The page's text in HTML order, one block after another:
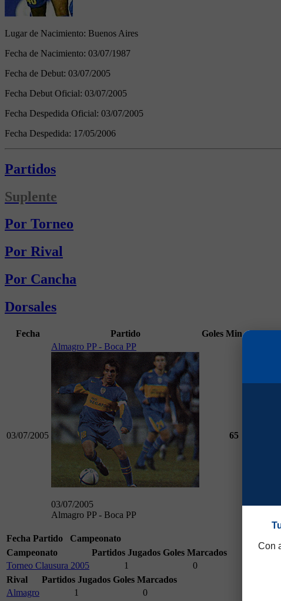
Lugar de Nacimiento: Buenos Aires
Fecha de Nacimiento: 03/07/1987
Fecha de Debut: 03/07/2005
Fecha Debut Oficial: 03/07/2005
Fecha Despedida Oficial: 03/07/2005
Fecha Despedida: 17/05/2006
Partidos
Suplente
Por Torneo
Por Rival
Por Cancha
Dorsales
Fecha Partido Goles Min
03/07/2005
Almagro PP - Boca PP
03/07/2005
Almagro PP - Boca PP
65
Fecha Partido
Campeonato
Campeonato
Partidos Jugados Goles Marcados
Torneo Clausura 2005
1
0
Rival
Partidos Jugados Goles Marcados
Almagro
1
0
Con